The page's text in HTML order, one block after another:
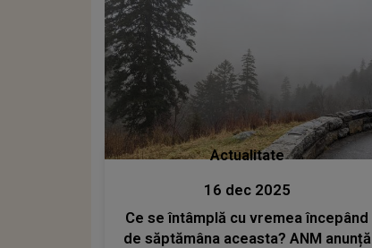
Actualitate
16 dec 2025
Ce se întâmplă cu vremea începând
de săptămâna aceasta? ANM anunță